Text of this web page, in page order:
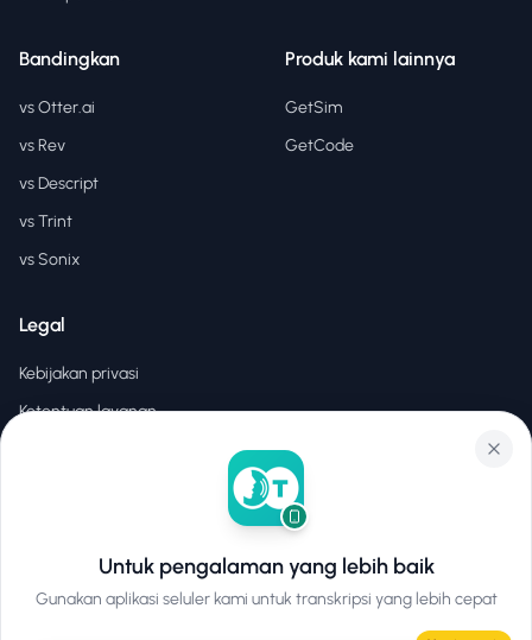
Bandingkan
vs Otter.ai
vs Rev
vs Descript
vs Trint
vs Sonix
Produk kami lainnya
GetSim
GetCode
Legal
Kebijakan privasi
Ketentuan layanan
©2026Hear2Text.Hak cipta dilindungi.
Untuk pengalaman yang lebih baik
Gunakan aplikasi seluler kami untuk transkripsi yang lebih cepat